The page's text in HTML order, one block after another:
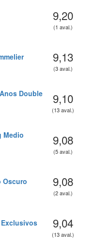
9,20
(1 aval.)
9,13
(3 aval.)
Double
9,10
(13 aval.)
Medio
9,08
(5 aval.)
Oscuro 9,08
(2 aval.)
9,04
(13 aval.)